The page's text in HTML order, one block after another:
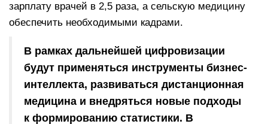
зарплату врачей в 2,5 раза, а сельскую медицину
обеспечить необходимыми кадрами.
В рамках дальнейшей цифровизации
будут применяться инструменты бизнес-
интеллекта, развиваться дистанционная
медицина и внедряться новые подходы
к формированию статистики. В